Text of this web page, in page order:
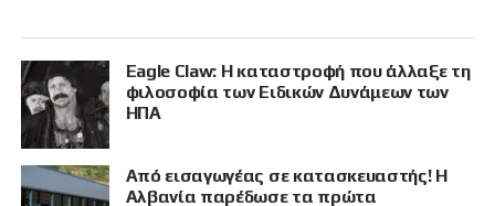
Eagle Claw: Η καταστροφή που άλλαξε τη
φιλοσοφία των Ειδικών Δυνάμεων των
ΗΠΑ
Από εισαγωγέας σε κατασκευαστής! Η
Αλβανία παρέδωσε τα πρώτα